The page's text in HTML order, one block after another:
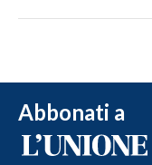
Abbonati a